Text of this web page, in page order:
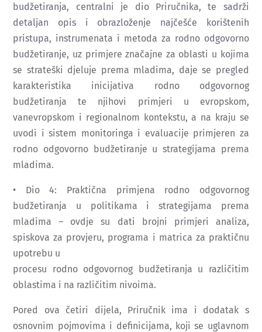
budžetiranja, centralni je dio Priručnika, te sadrži
detaljan opis i obrazloženje najčešće korištenih
pristupa, instrumenata i metoda za rodno odgovorno
budžetiranje, uz primjere značajne za oblasti u kojima
se strateški djeluje prema mladima, daje se pregled
karakteristika inicijativa rodno odgovornog
budžetiranja te njihovi primjeri u evropskom,
vanevropskom i regionalnom kontekstu, a na kraju se
uvodi i sistem monitoringa i evaluacije primjeren za
rodno odgovorno budžetiranje u strategijama prema
mladima.
• Dio 4: Praktična primjena rodno odgovornog
budžetiranja u politikama i strategijama prema
mladima – ovdje su dati brojni primjeri analiza,
spiskova za provjeru, programa i matrica za praktičnu
upotrebu u
procesu rodno odgovornog budžetiranja u različitim
oblastima i na različitim nivoima.
Pored ova četiri dijela, Priručnik ima i dodatak s
osnovnim pojmovima i definicijama, koji se uglavnom